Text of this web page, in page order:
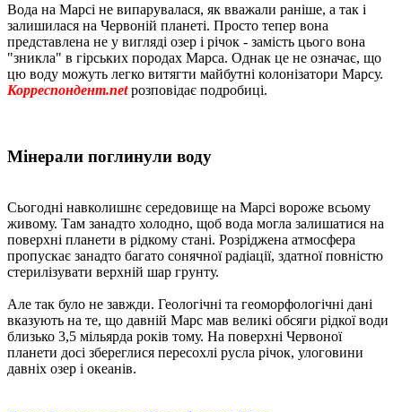
Вода на Марсі не випарувалася, як вважали раніше, а так і
залишилася на Червоній планеті. Просто тепер вона
представлена ​​не у вигляді озер і річок - замість цього вона
"зникла" в гірських породах Марса. Однак це не означає, що
цю воду можуть легко витягти майбутні колонізатори Марсу.
Корреспондент.netрозповідає подробиці.
Мінерали поглинули воду
Сьогодні навколишнє середовище на Марсі вороже всьому
живому. Там занадто холодно, щоб вода могла залишатися на
поверхні планети в рідкому стані. Розріджена атмосфера
пропускає занадто багато сонячної радіації, здатної повністю
стерилізувати верхній шар грунту.
Але так було не завжди. Геологічні та геоморфологічні дані
вказують на те, що давній Марс мав великі обсяги рідкої води
близько 3,5 мільярда років тому. На поверхні Червоної
планети досі збереглися пересохлі русла річок, улоговини
давніх озер і океанів.